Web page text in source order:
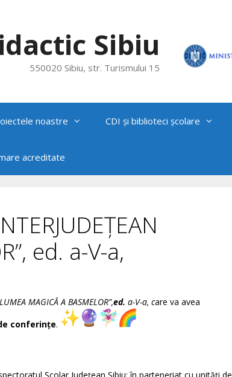
Sibiu
550020 Sibiu, str. Turismului 15
noastre CDI și biblioteci școlare
acreditate
ed. a-V-a,
MAGICĂ A BASMELOR”,ed. a-V-a, care va avea
conferințe.